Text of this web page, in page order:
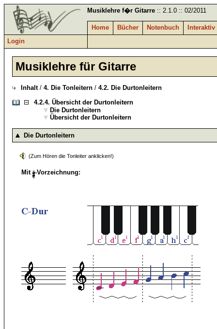
Musiklehre f�r Gitarre :: 2.1.0 :: 02/2011
Home Bücher Notenbuch
Interaktiv
Login
Musiklehre für Gitarre
Inhalt/4. Die Tonleitern /4.2. Die Durtonleitern
4.2.4. Übersicht der Durtonleitern
Die Durtonleitern
Übersicht der Durtonleitern
Die Durtonleitern
(Zum Hören die Tonleiter anklicken!)
Mit -Vorzeichnung: